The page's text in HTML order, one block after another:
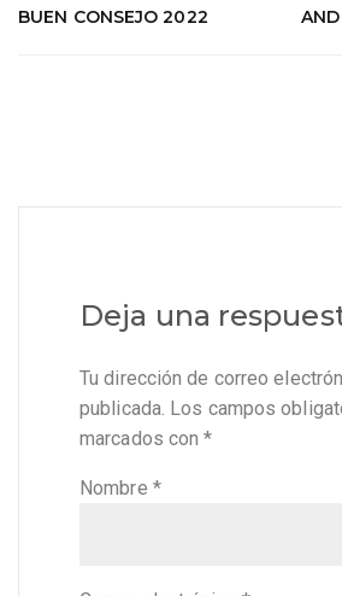
BUEN CONSEJO 2022
Deja una
Tu dirección de correo
publicada. Los campos
marcados con*
Nombre *